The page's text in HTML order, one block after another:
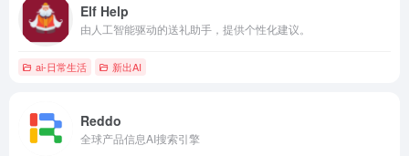
Elf Help
由人工智能驱动的送礼助手，提供个性化建议。
ai-日常生活 新出AI
Reddo
全球产品信息AI搜索引擎